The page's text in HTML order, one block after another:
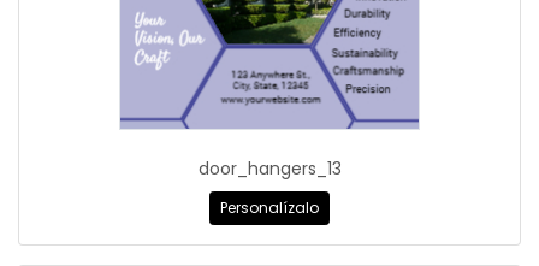
door_hangers_13
Personalízalo